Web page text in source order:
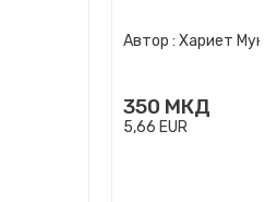
Автор : Хариет
350 МКД
5,66 EUR